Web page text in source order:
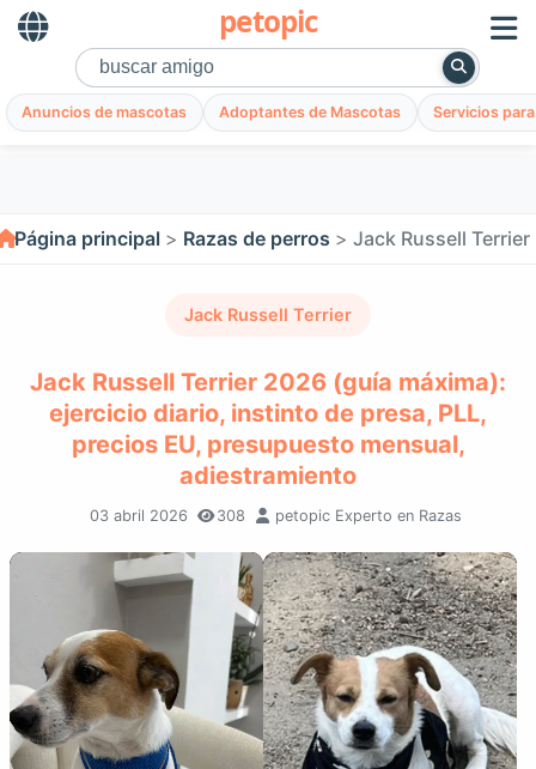
petopic
Anuncios de mascotas Adoptantes de Mascotas Servicios
Página principal Razas de perros Jack Russell Terrier
Jack Russell Terrier
Jack Russell Terrier 2026 (guía máxima):
ejercicio diario, instinto de presa, PLL,
precios EU, presupuesto mensual,
adiestramiento
03 abril 2026 308 petopic Experto en Razas